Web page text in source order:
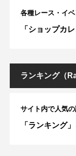
各種レース・イ
「ショップカレ
ランキング（
サイト内で人気
「ランキング」